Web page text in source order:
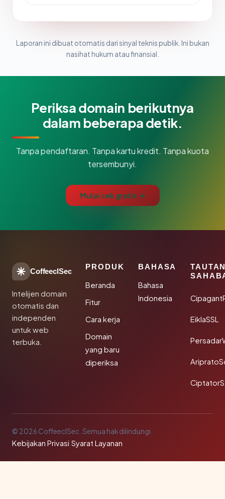
Laporan ini dibuat otomatis dari sinyal teknis publik. Ini bukan
nasihat hukum atau finansial.
Periksa domain berikutnya
dalam beberapa detik.
Tanpa pendaftaran. Tanpa kartu kredit. Tanpa kuota
tersembunyi.
Mulai cek gratis →
CoffeeclSec
Intelijen domain
otomatis dan
independen
untuk web
terbuka.
PRODUK
Beranda
Fitur
Cara kerja
Domain
yang baru
diperiksa
BAHASA
Bahasa
Indonesia
EiklaSSL
© 2026 CoffeeclSec. Semua hak dilindungi.
Kebijakan Privasi·Syarat Layanan